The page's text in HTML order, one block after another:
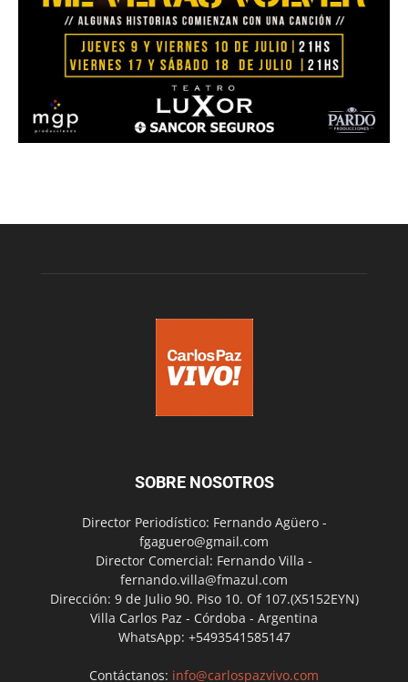
SOBRE NOSOTROS
Director Periodístico: Fernando Agüero -
fgaguero@gmail.com
Director Comercial: Fernando Villa -
fernando.villa@fmazul.com
Dirección: 9 de Julio 90. Piso 10. Of 107.(X5152EYN)
Villa Carlos Paz - Córdoba - Argentina
WhatsApp: +5493541585147
Contáctanos: info@carlospazvivo.com